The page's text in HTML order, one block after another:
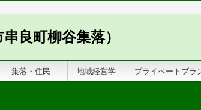
良町柳谷集落）
集落・住民 地域経営学 プライベートブラ